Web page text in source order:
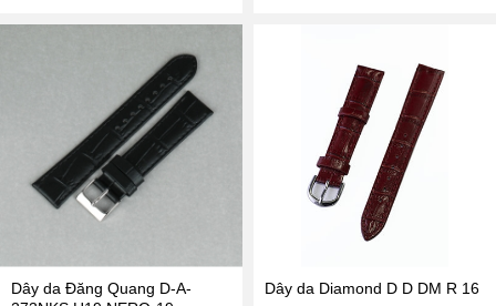
Dây da Đăng Quang D-A-
Dây da Diamond D D DM R 16